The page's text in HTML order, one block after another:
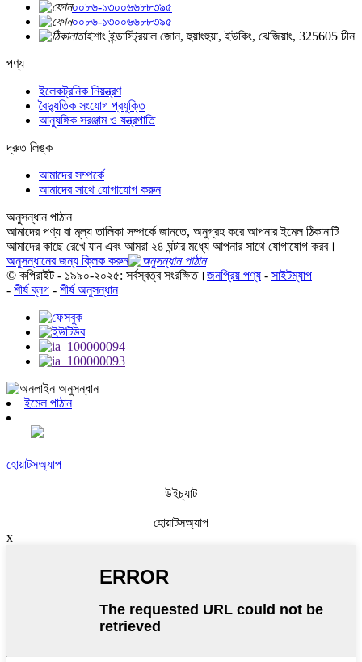
০০৮৬-১৩০০৬৬৮৮৩৯৫
০০৮৬-১৩০০৬৬৮৮৩৯৫
তাইশাং ইন্ডাস্ট্রিয়াল জোন, হুয়াংহুয়া, ইউকিং, ঝেজিয়াং, 325605 চীন
পণ্য
ইলেকট্রনিক নিয়ন্ত্রণ
বৈদ্যুতিক সংযোগ প্রযুক্তি
আনুষঙ্গিক সরঞ্জাম ও যন্ত্রপাতি
দ্রুত লিঙ্ক
আমাদের সম্পর্কে
আমাদের সাথে যোগাযোগ করুন
অনুসন্ধান পাঠান
আমাদের পণ্য বা মূল্য তালিকা সম্পর্কে জানতে, অনুগ্রহ করে আপনার ইমেল ঠিকানাটি
আমাদের কাছে রেখে যান এবং আমরা ২৪ ঘন্টার মধ্যে আপনার সাথে যোগাযোগ করব।
অনুসন্ধানের জন্য ক্লিক করুন
© কপিরাইট - ১৯৯০-২০২৫: সর্বস্বত্ব সংরক্ষিত। জনপ্রিয় পণ্য - সাইটম্যাপ
- শীর্ষ ব্লগ - শীর্ষ অনুসন্ধান
ইমেল পাঠান
হোয়াটসঅ্যাপ
উইচ্যাট
হোয়াটসঅ্যাপ
x